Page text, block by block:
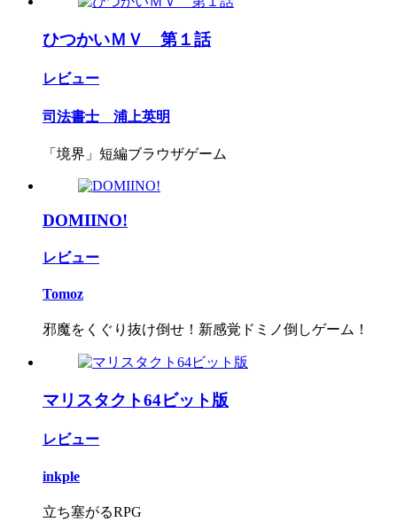
ひつかいＭＶ 第１話
レビュー
司法書士 浦上英明
「境界」短編ブラウザゲーム
DOMIINO!
レビュー
Tomoz
邪魔をくぐり抜け倒せ！新感覚ドミノ倒しゲーム！
マリスタクト64ビット版
レビュー
inkple
立ち塞がるRPG